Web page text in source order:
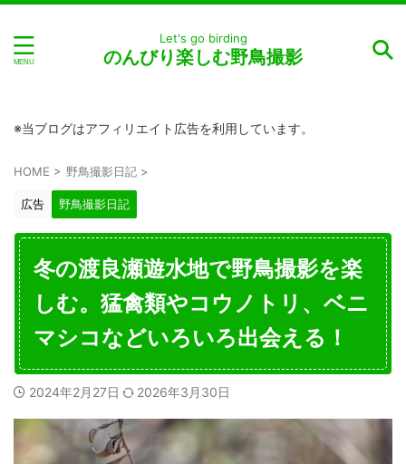
Let's go birding
のんびり楽しむ野鳥撮影
※当ブログはアフィリエイト広告を利用しています。
HOME > 野鳥撮影日記 >
広告 野鳥撮影日記
冬の渡良瀬遊水地で野鳥撮影を楽
しむ。猛禽類やコウノトリ、ベニ
マシコなどいろいろ出会える！
2024年2月27日 2026年3月30日